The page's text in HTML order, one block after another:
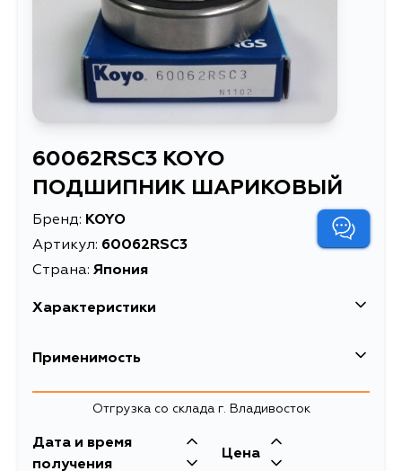
60062RSC3 KOYO
ПОДШИПНИК ШАРИКОВЫЙ
Бренд: KOYO
Артикул: 60062RSC3
Страна: Япония
Характеристики
Масса, кг
Применимость
Отгрузка со склада г. Владивосток
Дата и время
получения
Цена